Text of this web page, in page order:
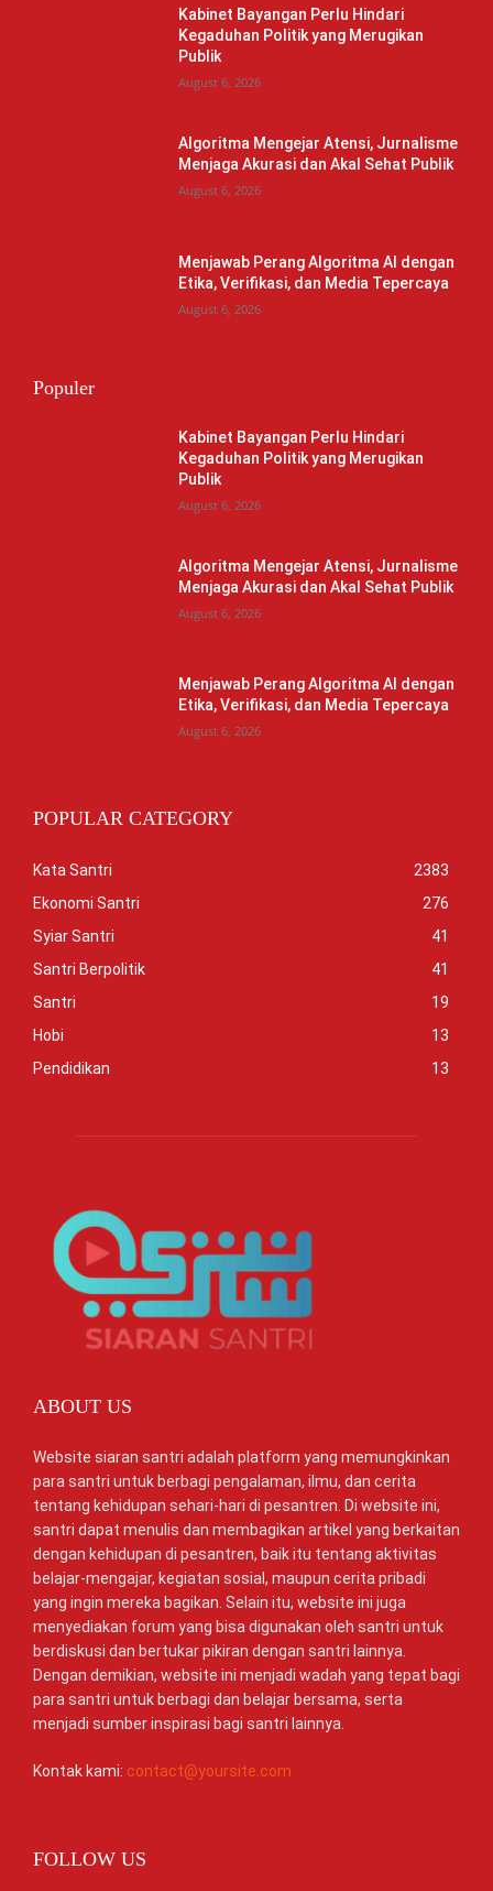
Kabinet Bayangan Perlu Hindari
Kegaduhan Politik yang Merugikan
Publik
August 6, 2026
Algoritma Mengejar Atensi, Jurnalisme
Menjaga Akurasi dan Akal Sehat Publik
August 6, 2026
Menjawab Perang Algoritma AI dengan
Etika, Verifikasi, dan Media Tepercaya
August 6, 2026
Populer
Kabinet Bayangan Perlu Hindari
Kegaduhan Politik yang Merugikan
Publik
August 6, 2026
Algoritma Mengejar Atensi, Jurnalisme
Menjaga Akurasi dan Akal Sehat Publik
August 6, 2026
Menjawab Perang Algoritma AI dengan
Etika, Verifikasi, dan Media Tepercaya
August 6, 2026
POPULAR CATEGORY
Kata Santri
2383
Ekonomi Santri
276
Syiar Santri
41
Santri Berpolitik
41
Santri
19
Hobi
13
Pendidikan
13
ABOUT US
Website siaran santri adalah platform yang memungkinkan
para santri untuk berbagi pengalaman, ilmu, dan cerita
tentang kehidupan sehari-hari di pesantren. Di website ini,
santri dapat menulis dan membagikan artikel yang berkaitan
dengan kehidupan di pesantren, baik itu tentang aktivitas
belajar-mengajar, kegiatan sosial, maupun cerita pribadi
yang ingin mereka bagikan. Selain itu, website ini juga
menyediakan forum yang bisa digunakan oleh santri untuk
berdiskusi dan bertukar pikiran dengan santri lainnya.
Dengan demikian, website ini menjadi wadah yang tepat bagi
para santri untuk berbagi dan belajar bersama, serta
menjadi sumber inspirasi bagi santri lainnya.
Kontak kami: contact@yoursite.com
FOLLOW US